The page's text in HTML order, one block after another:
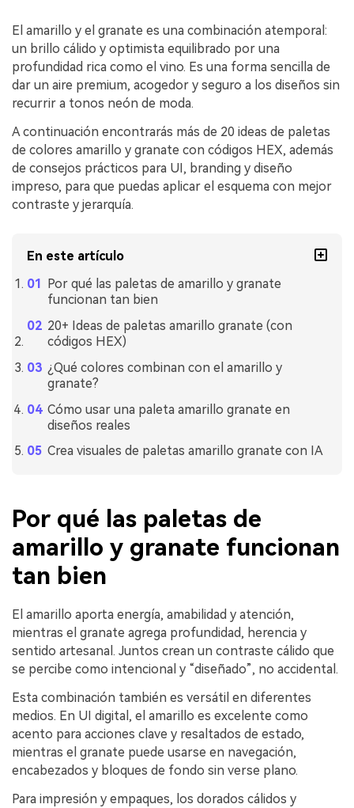
El amarillo y el granate es una combinación atemporal:
un brillo cálido y optimista equilibrado por una
profundidad rica como el vino. Es una forma sencilla de
dar un aire premium, acogedor y seguro a los diseños sin
recurrir a tonos neón de moda.
A continuación encontrarás más de 20 ideas de paletas
de colores amarillo y granate con códigos HEX, además
de consejos prácticos para UI, branding y diseño
impreso, para que puedas aplicar el esquema con mejor
contraste y jerarquía.
En este artículo
Por qué las paletas de amarillo y granate
funcionan tan bien
20+ Ideas de paletas amarillo granate (con
códigos HEX)
¿Qué colores combinan con el amarillo y
granate?
Cómo usar una paleta amarillo granate en
diseños reales
Crea visuales de paletas amarillo granate con IA
Por qué las paletas de
amarillo y granate funcionan
tan bien
El amarillo aporta energía, amabilidad y atención,
mientras el granate agrega profundidad, herencia y
sentido artesanal. Juntos crean un contraste cálido que
se percibe como intencional y “diseñado”, no accidental.
Esta combinación también es versátil en diferentes
medios. En UI digital, el amarillo es excelente como
acento para acciones clave y resaltados de estado,
mientras el granate puede usarse en navegación,
encabezados y bloques de fondo sin verse plano.
Para impresión y empaques, los dorados cálidos y